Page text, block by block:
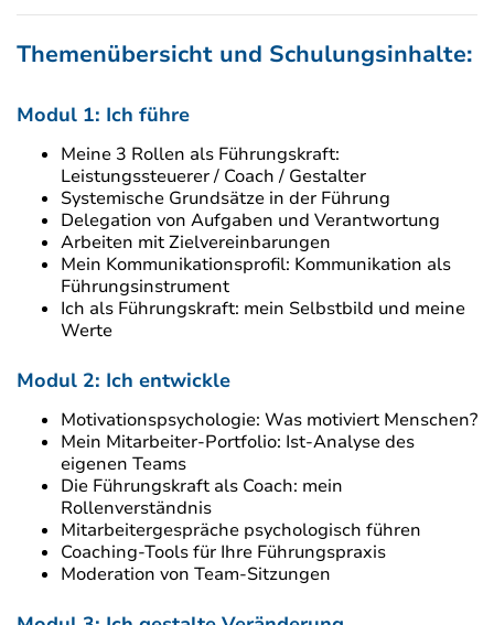
Themenübersicht und Schulungsinhalte:
Modul 1: Ich führe
Meine 3 Rollen als Führungskraft:
Leistungssteuerer / Coach / Gestalter
Systemische Grundsätze in der Führung
Delegation von Aufgaben und Verantwortung
Arbeiten mit Zielvereinbarungen
Mein Kommunikationsprofil: Kommunikation als
Führungsinstrument
Ich als Führungskraft: mein Selbstbild und meine
Werte
Modul 2: Ich entwickle
Motivationspsychologie: Was motiviert Menschen?
Mein Mitarbeiter-Portfolio: Ist-Analyse des
eigenen Teams
Die Führungskraft als Coach: mein
Rollenverständnis
Mitarbeitergespräche psychologisch führen
Coaching-Tools für Ihre Führungspraxis
Moderation von Team-Sitzungen